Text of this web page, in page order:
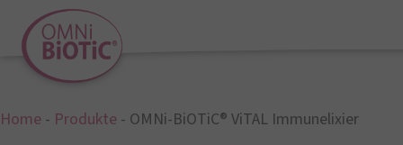
Home - Produkte - OMNi-BiOTiC® ViTAL Immunelixier